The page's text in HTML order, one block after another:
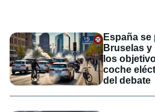
España se
Bruselas y
los
coche
del debate